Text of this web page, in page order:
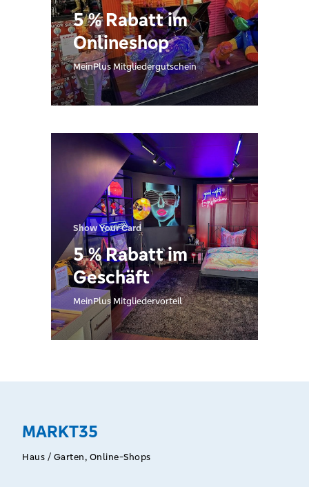
5 % Rabatt im
Onlineshop
MeinPlus Mitgliedergutschein
Show Your Card
5 % Rabatt im
Geschäft
MeinPlus Mitgliedervorteil
MARKT35
Haus / Garten, Online-Shops